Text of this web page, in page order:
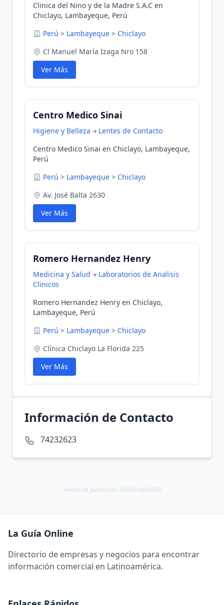
Clinica del Nino y de la Madre S.A.C en
Chiclayo, Lambayeque, Perú
Perú > Lambayeque > Chiclayo
Cl Manuel María Izaga Nro 158
Ver Más
Centro Medico Sinai
Higiene y Belleza
Lentes de Contacto
Centro Medico Sinai en Chiclayo, Lambayeque,
Perú
Perú > Lambayeque > Chiclayo
Av. José Balta 2630
Ver Más
Romero Hernandez Henry
Medicina y Salud
Laboratorios de Analisis
Clinicos
Romero Hernandez Henry en Chiclayo,
Lambayeque, Perú
Perú > Lambayeque > Chiclayo
Clínica Chiclayo La Florida 225
Ver Más
Información de Contacto
74232623
versión de publicación 20260810042303
La Guía Online
Directorio de empresas y negocios para encontrar
información comercial en Latinoamérica.